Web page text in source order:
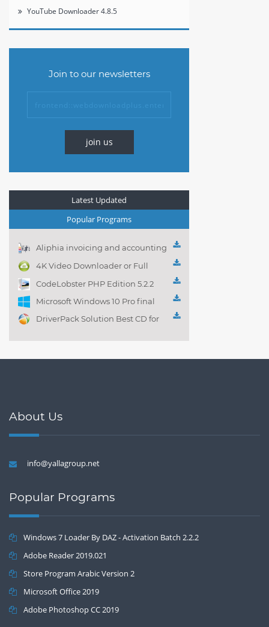
YouTube Downloader 4.8.5
Join to our newsletters
join us
Latest Updated
Popular Programs
Aliphia invoicing and accounting
management 1.0.1
4K Video Downloader or Full
Playlist! 3.4.5.1525
CodeLobster PHP Edition 5.2.2
Microsoft Windows 10 Pro final
DriverPack Solution Best CD for
About Us
info@yallagroup.net
Popular Programs
Windows 7 Loader By DAZ - Activation Batch 2.2.2
Adobe Reader 2019.021
Store Program Arabic Version 2
Microsoft Office 2019
Adobe Photoshop CC 2019